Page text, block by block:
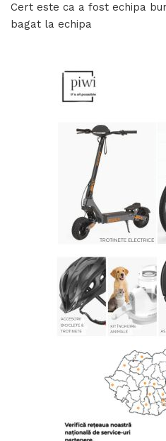
Cert este ca a fost echipa
bagat la echipa